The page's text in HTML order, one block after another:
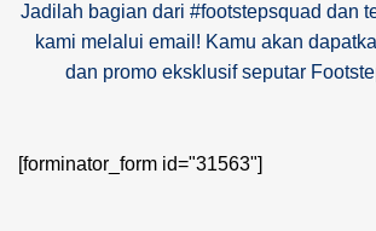
Jadilah bagian dari #footstepsquad dan
kami melalui email! Kamu akan
dan promo eksklusif seputar
[forminator_form id="31563"]